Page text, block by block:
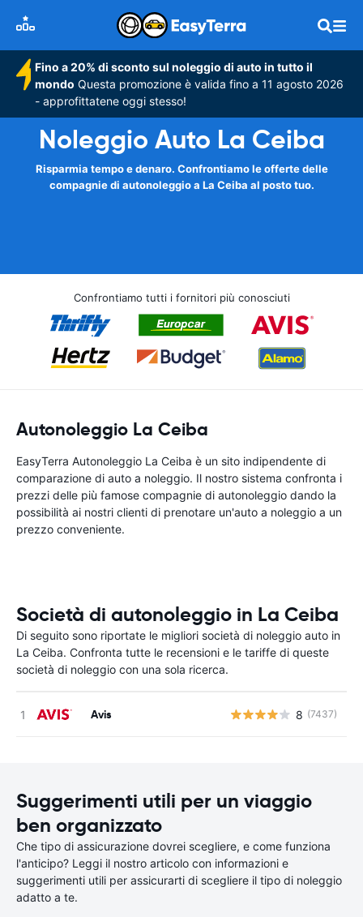
Fino a 20% di sconto sul noleggio di auto in tutto il
mondo Questa promozione è valida fino a 11 agosto 2026
- approfittatene oggi stesso!
Noleggio Auto La Ceiba
Risparmia tempo e denaro. Confrontiamo le offerte delle
compagnie di autonoleggio a La Ceiba al posto tuo.
Confrontiamo tutti i fornitori più conosciuti
Autonoleggio La Ceiba
EasyTerra Autonoleggio La Ceiba è un sito indipendente di
comparazione di auto a noleggio. Il nostro sistema confronta i
prezzi delle più famose compagnie di autonoleggio dando la
possibilità ai nostri clienti di prenotare un'auto a noleggio a un
prezzo conveniente.
Società di autonoleggio in La Ceiba
Di seguito sono riportate le migliori società di noleggio auto in
La Ceiba. Confronta tutte le recensioni e le tariffe di queste
società di noleggio con una sola ricerca.
Avis 8 (7437)
Suggerimenti utili per un viaggio
ben organizzato
Che tipo di assicurazione dovrei scegliere, e come funziona
l'anticipo? Leggi il nostro articolo con informazioni e
suggerimenti utili per assicurarti di scegliere il tipo di noleggio
adatto a te.